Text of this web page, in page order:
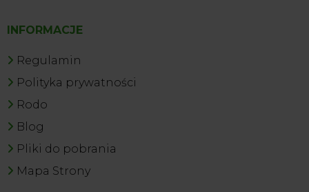
INFORMACJE
Regulamin
Polityka prywatności
Rodo
Blog
Pliki do pobrania
Mapa Strony